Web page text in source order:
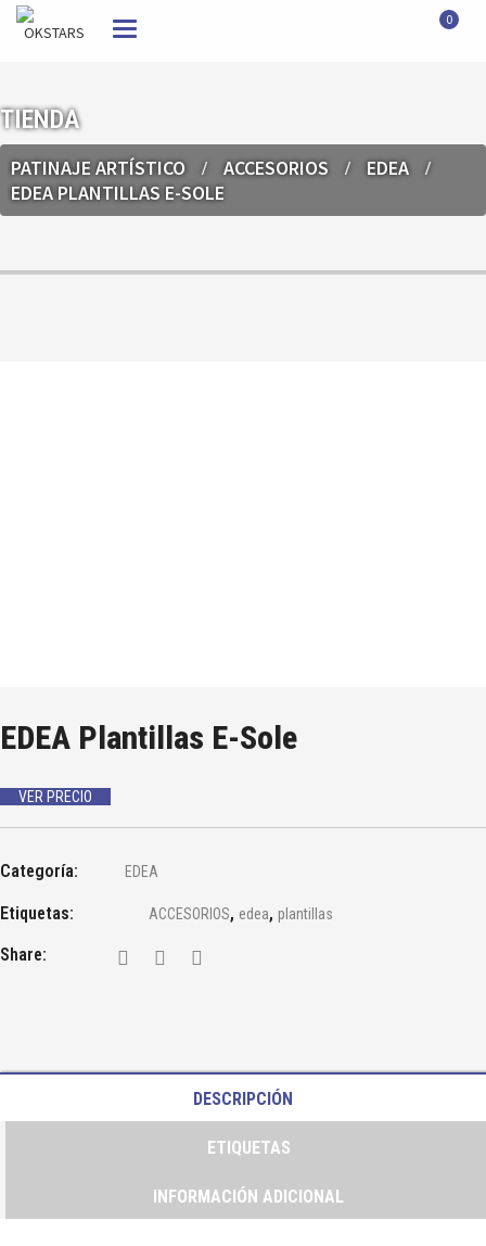
Toggle
0
TIENDA
PATINAJE ARTÍSTICO ACCESORIOS
EDEA
EDEA PLANTILLAS E-SOLE
EDEA Plantillas E-Sole
VER PRECIO
Categoría: EDEA
Etiquetas: ACCESORIOS, edea, plantillas
Share:
DESCRIPCIÓN
ETIQUETAS
INFORMACIÓN ADICIONAL